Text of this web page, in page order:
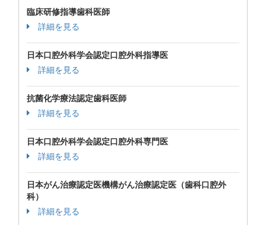
臨床研修指導歯科医師
詳細を見る
日本口腔外科学会認定口腔外科指導医
詳細を見る
抗菌化学療法認定歯科医師
詳細を見る
日本口腔外科学会認定口腔外科専門医
詳細を見る
日本がん治療認定医機構がん治療認定医（歯科口腔外
科）
詳細を見る